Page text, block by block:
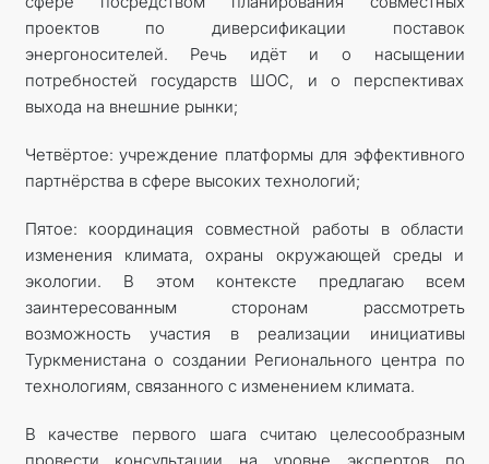
проектов по диверсификации поставок
энергоносителей. Речь идёт и о насыщении
потребностей государств ШОС, и о перспективах
выхода на внешние рынки;
Четвёртое: учреждение платформы для эффективного
партнёрства в сфере высоких технологий;
Пятое: координация совместной работы в области
изменения климата, охраны окружающей среды и
экологии. В этом контексте предлагаю всем
заинтересованным сторонам рассмотреть
возможность участия в реализации инициативы
Туркменистана о создании Регионального центра по
технологиям, связанного с изменением климата.
В качестве первого шага считаю целесообразным